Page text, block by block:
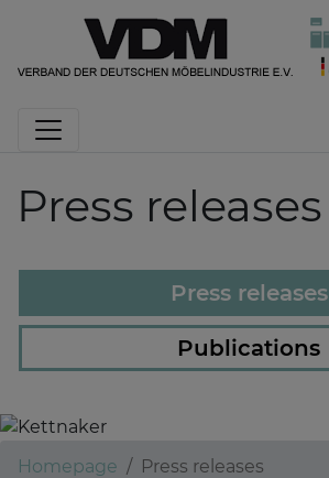
Press releases
Press releases
Publications
Homepage Press releases